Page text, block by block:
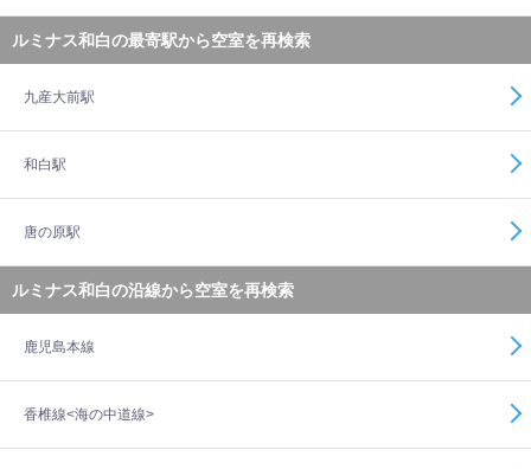
ルミナス和白の最寄駅から空室を再検索
九産大前駅
和白駅
唐の原駅
ルミナス和白の沿線から空室を再検索
鹿児島本線
香椎線<海の中道線>